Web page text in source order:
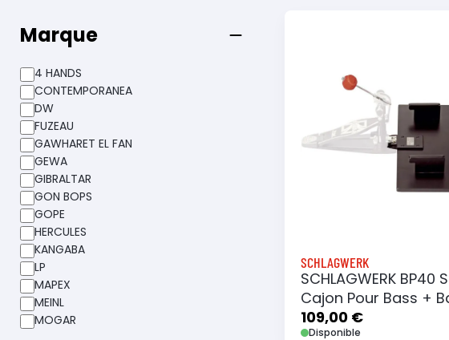
Marque
4 HANDS
CONTEMPORANEA
DW
FUZEAU
GAWHARET EL FAN
GEWA
GIBRALTAR
GON BOPS
GOPE
HERCULES
KANGABA
LP
MAPEX
MEINL
MOGAR
SCHLAGWERK
SCHLAGWERK BP40
Cajon Pour Bass +
109,00 €
Disponible